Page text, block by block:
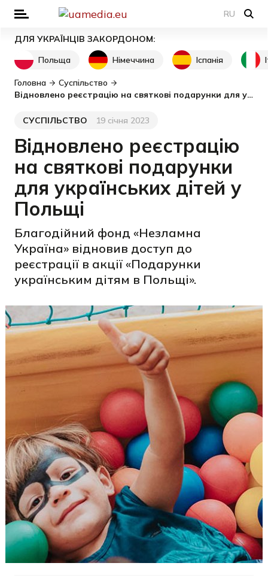
RU
ДЛЯ УКРАЇНЦІВ ЗАКОРДОНОМ:
Польща
Німеччина Іспанія
Головна
Суспільство
Відновлено реєстрацію на святкові подарунки для українських дітей у Польщі
Категорія
СУСПІЛЬСТВО
Дата публікації19 січня 2023
Відновлено реєстрацію
на святкові подарунки
для українських дітей у
Польщі
Благодійний фонд «Незламна
Україна» відновив доступ до
реєстрації в акції «Подарунки
українським дітям в Польщі».